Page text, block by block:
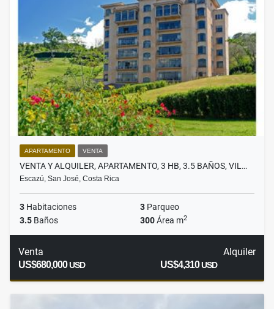
APARTAMENTO VENTA
VENTA Y ALQUILER, APARTAMENTO, 3 HB, 3.5 BAÑOS, VIL…
Escazú, San José, Costa Rica
3 Habitaciones 3 Parqueo
3.5 Baños 300Área m2
Venta
US$680,000USD
Alquiler
US$4,310USD